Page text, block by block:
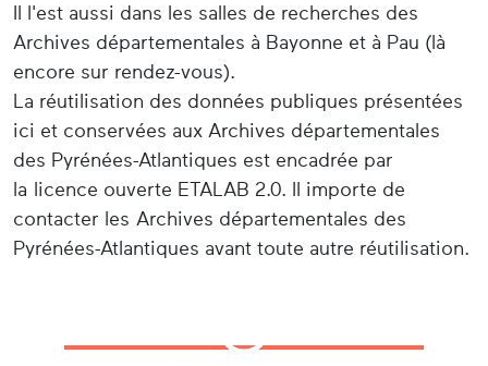
Il l'est aussi dans les salles de recherches des
Archives départementales à Bayonne et à Pau (là
encore sur rendez-vous).
La réutilisation des données publiques présentées
ici et conservées aux Archives départementales
des Pyrénées-Atlantiques est encadrée par
la licence ouverte ETALAB 2.0. Il importe de
contacter les Archives départementales des
Pyrénées-Atlantiques avant toute autre réutilisation.